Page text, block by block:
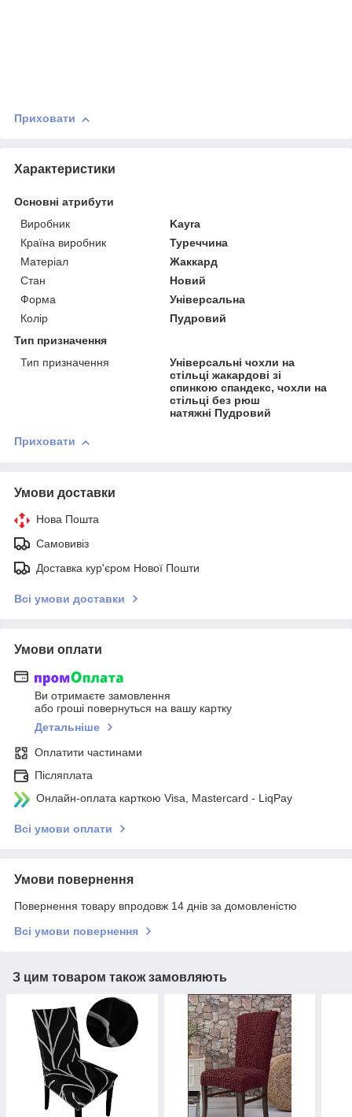
Приховати
Характеристики
Основні атрибути
Виробник
Kayra
Країна виробник
Туреччина
Матеріал
Жаккард
Стан
Новий
Форма
Універсальна
Колір
Пудровий
Тип призначення
Тип призначення
Універсальні чохли на
стільці жакардові зі
спинкою спандекс, чохли на
стільці без рюш
натяжні Пудровий
Приховати
Умови доставки
Нова Пошта
Самовивіз
Доставка кур'єром Нової Пошти
Всі умови доставки
Умови оплати
Ви отримаєте замовлення
або гроші повернуться на вашу картку
Детальніше
Оплатити частинами
Післяплата
Онлайн-оплата карткою Visa, Mastercard - LiqPay
Всі умови оплати
Умови повернення
Повернення товару впродовж 14 днів за домовленістю
Всі умови повернення
З цим товаром також замовляють